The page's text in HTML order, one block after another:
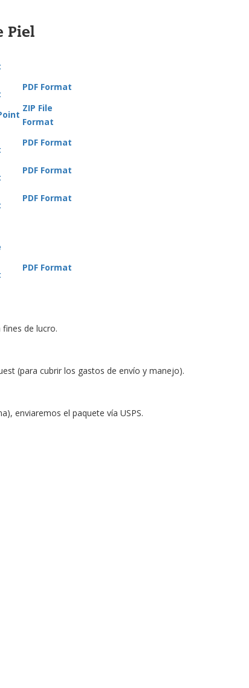
Piel
PDF Format
ZIP File
Format
PDF Format
PDF Format
PDF Format
PDF Format
de lucro.
(para cubrir los gastos de envío y manejo).
enviaremos el paquete vía USPS.